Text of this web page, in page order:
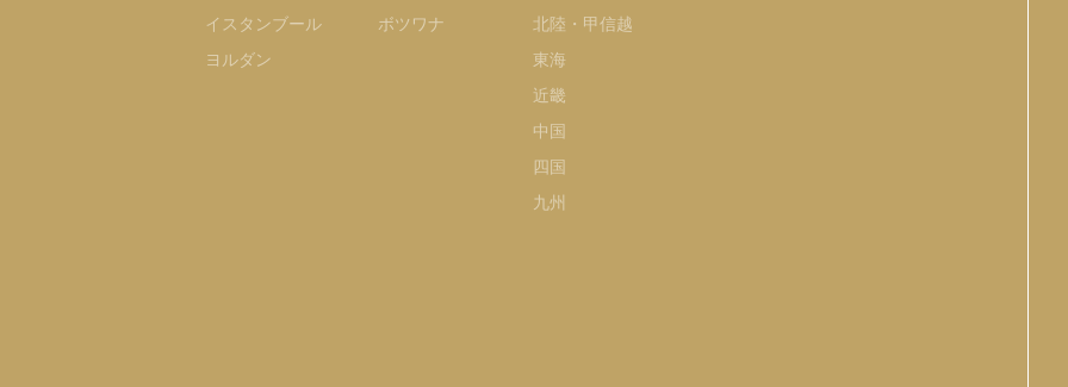
イスタンブール
ヨルダン
ボツワナ
北陸・甲信越
東海
近畿
中国
四国
九州